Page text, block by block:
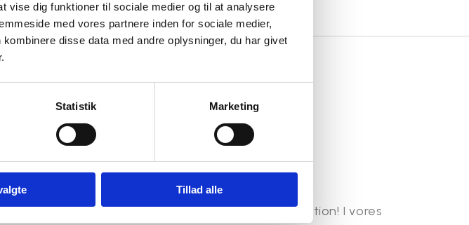
vise dig funktioner til sociale medier og til at analysere
med vores partnere inden for sociale medier,
disse data med andre oplysninger, du har givet
Statistik Marketing
Tillad alle
på vores Facebook!
med det seneste fra Martin Børsting Maskinstation! I vores